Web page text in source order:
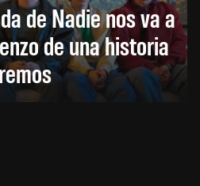
de Nadie nos va a
de una historia